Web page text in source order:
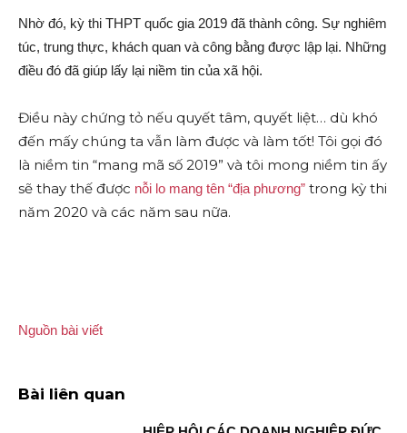
Nhờ đó, kỳ thi THPT quốc gia 2019 đã thành công. Sự nghiêm
túc, trung thực, khách quan và công bằng được lập lại. Những
điều đó đã giúp lấy lại niềm tin của xã hội.
Điều này chứng tỏ nếu quyết tâm, quyết liệt… dù khó
đến mấy chúng ta vẫn làm được và làm tốt! Tôi gọi đó
là niềm tin “mang mã số 2019” và tôi mong niềm tin ấy
sẽ thay thế được nỗi lo mang tên “địa phương” trong kỳ thi
năm 2020 và các năm sau nữa.
Nguồn bài viết
Bài liên quan